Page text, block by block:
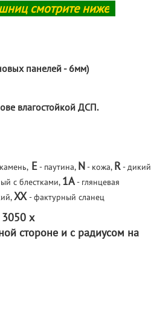
смотрите ниже
панелей - 6мм)
влагостойкой ДСП.
Е- паутина, N- кожа, R- дикий
с блестками, 1A- глянцевая
XX- фактурный сланец
3050 х
стороне и с радиусом на